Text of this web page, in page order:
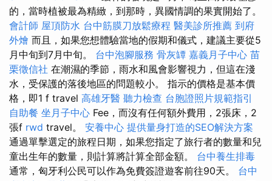
的，當時植被最為精緻，到那時，異國情調的果實開始了。
會計師 屋頂防水 台中筋膜刀放鬆療程 醫美診所推薦 到府
外燴 而且，如果您想體驗當地的假期和儀式，建議主要從5
月中旬到7月中旬。 台中泡腳服務 骨灰罈 嘉義月子中心 苗
栗徵信社 在潮濕的季節，雨水和風會影響視力，但這在淺
水，受保護的落後地區的問題較小。 指示的價格是基本價
格，即1 f travel 高雄牙醫 聽力檢查 台胞證照片規範指引
自助餐 坐月子中心 Fee，而沒有任何額外費用，2張床，2
張f rwd travel。 安養中心 提供量身打造的SEO解決方案
通過單擊選定的旅程日期，如果您指定了旅行者的數量和兒
童出生年的數量，則計算將計算全部金額。 台中養生排毒
通常，匈牙利公民可以作為免費簽證遊客前往90天。 台中